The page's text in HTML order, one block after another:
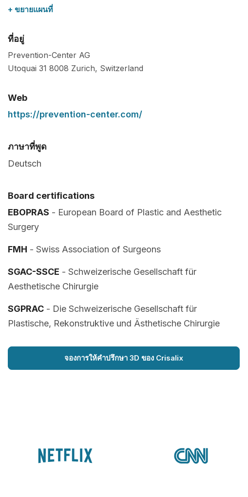
+ ขยายแผนที่
ที่อยู่
Prevention-Center AG
Utoquai 31 8008 Zurich, Switzerland
Web
https://prevention-center.com/
ภาษาที่พูด
Deutsch
Board certifications
EBOPRAS - European Board of Plastic and Aesthetic
Surgery
FMH - Swiss Association of Surgeons
SGAC-SSCE - Schweizerische Gesellschaft für
Aesthetische Chirurgie
SGPRAC - Die Schweizerische Gesellschaft für
Plastische, Rekonstruktive und Ästhetische Chirurgie
จองการให้คำปรึกษา 3D ของ Crisalix